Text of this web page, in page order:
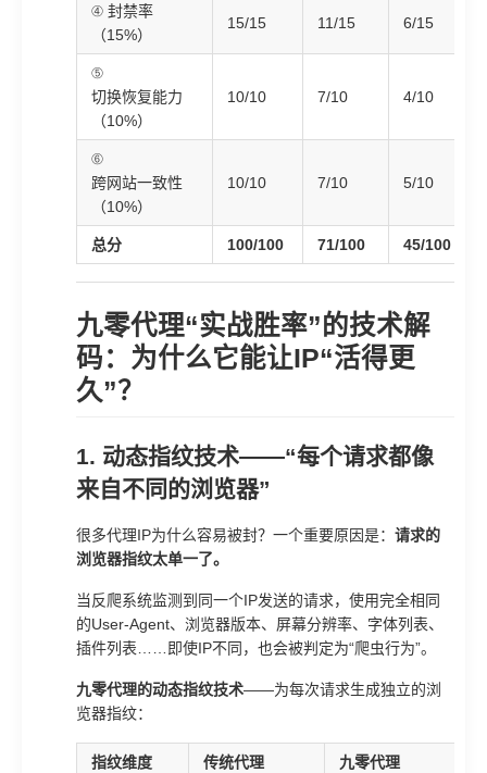
④ 封禁率
（15%）
15/15 11/15 6/15
⑤
切换恢复能力
（10%）
10/10 7/10 4/10
⑥
跨网站一致性
（10%）
10/10 7/10 5/10
总分 100/100 71/100 45/100
九零代理“实战胜率”的技术解
码：为什么它能让IP“活得更
久”？
1. 动态指纹技术——“每个请求都像
来自不同的浏览器”
很多代理IP为什么容易被封？一个重要原因是： 请求的
浏览器指纹太单一了。
当反爬系统监测到同一个IP发送的请求，使用完全相同
的User-Agent、浏览器版本、屏幕分辨率、字体列表、
插件列表……即使IP不同，也会被判定为“爬虫行为”。
九零代理的动态指纹技术——为每次请求生成独立的浏
览器指纹：
指纹维度 传统代理 九零代理